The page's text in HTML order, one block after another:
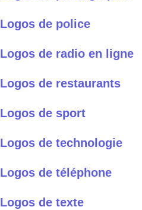
Logos de police
Logos de radio en ligne
Logos de restaurants
Logos de sport
Logos de technologie
Logos de téléphone
Logos de texte